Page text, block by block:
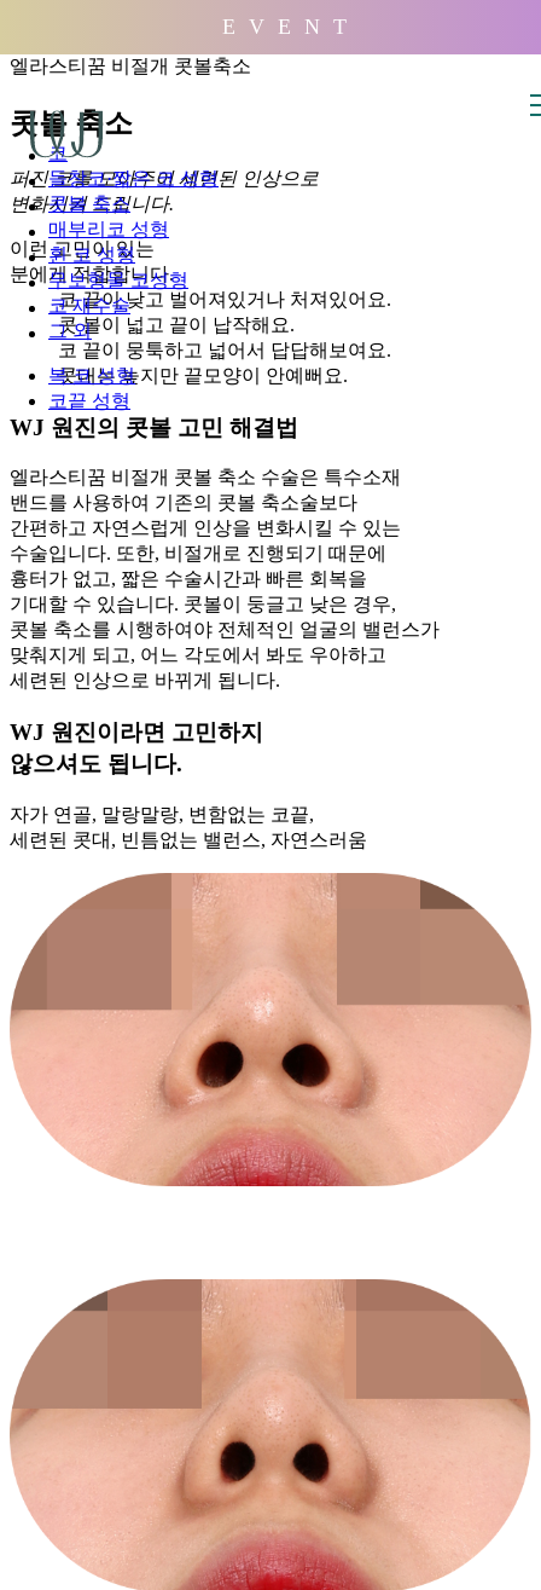
코
들창코·짧은 코 성형
콧볼 축소
매부리코 성형
휜 코 성형
무보형물 코성형
코 재수술
그 외
복 코 성형
코끝 성형
엘라스티꿈 비절개 콧볼축소
콧볼 축소
퍼진 코를 모아주어 세련된 인상으로
변화시켜 드립니다.
이런 고민이 있는
분에게 적합합니다.
코 끝이 낮고 벌어져있거나 처져있어요.
콧 볼이 넓고 끝이 납작해요.
코 끝이 뭉툭하고 넓어서 답답해보여요.
콧대는 높지만 끝모양이 안예뻐요.
WJ 원진의 콧볼 고민 해결법
엘라스티꿈 비절개 콧볼 축소 수술은 특수소재
밴드를 사용하여 기존의 콧볼 축소술보다
간편하고 자연스럽게 인상을 변화시킬 수 있는
수술입니다. 또한, 비절개로 진행되기 때문에
흉터가 없고, 짧은 수술시간과 빠른 회복을
기대할 수 있습니다. 콧볼이 둥글고 낮은 경우,
콧볼 축소를 시행하여야 전체적인 얼굴의 밸런스가
맞춰지게 되고, 어느 각도에서 봐도 우아하고
세련된 인상으로 바뀌게 됩니다.
WJ 원진이라면 고민하지
않으셔도 됩니다.
자가 연골, 말랑말랑, 변함없는 코끝,
세련된 콧대, 빈틈없는 밸런스, 자연스러움
E V E N T